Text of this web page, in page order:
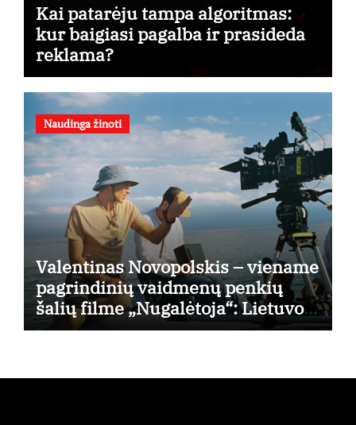
Kai patarėju tampa algoritmas:
kur baigiasi pagalba ir prasideda
reklama?
Naudinga žinoti
Valentinas Novopolskis – viename
pagrindinių vaidmenų penkių
šalių filme „Nugalėtoja“: Lietuvos
kino teatruose – nuo rugpjūčio 7-